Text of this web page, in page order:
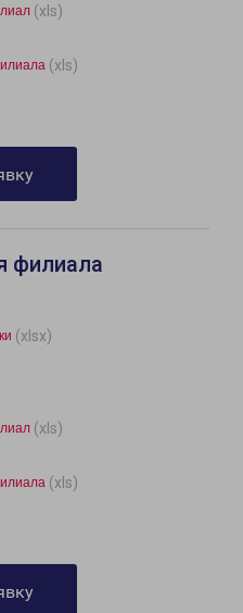
(xls)
(xls)
филиала
(xlsx)
(xls)
(xls)